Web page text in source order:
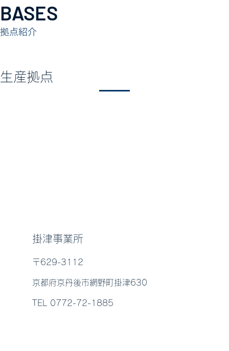
掛津事業所
〒629-3112
京都府京丹後市網野町掛津630
TEL 0772-72-1885
​生産拠点
BASES
​拠点紹介